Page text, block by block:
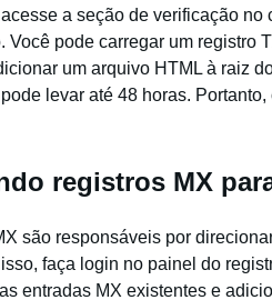
a seção de verificação
Você pode carregar um registro
um arquivo HTML à raiz
levar até 48 horas.
registros MX
são responsáveis por
faça login no painel do
entradas MX existentes e